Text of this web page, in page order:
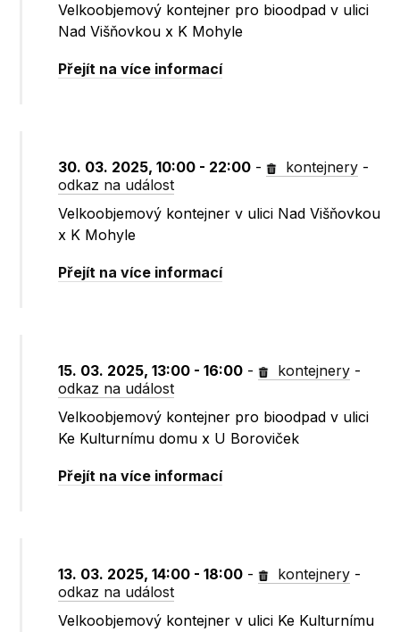
Velkoobjemový kontejner pro bioodpad v ulici
Nad Višňovkou x K Mohyle
Přejít na více informací
30. 03. 2025, 10:00 - 22:00 - kontejnery -
odkaz na událost
Velkoobjemový kontejner v ulici Nad Višňovkou
x K Mohyle
Přejít na více informací
15. 03. 2025, 13:00 - 16:00 - kontejnery -
odkaz na událost
Velkoobjemový kontejner pro bioodpad v ulici
Ke Kulturnímu domu x U Boroviček
Přejít na více informací
13. 03. 2025, 14:00 - 18:00 - kontejnery -
odkaz na událost
Velkoobjemový kontejner v ulici Ke Kulturnímu